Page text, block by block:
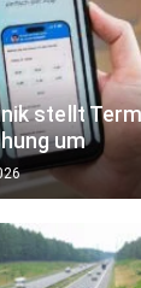
stellt
um